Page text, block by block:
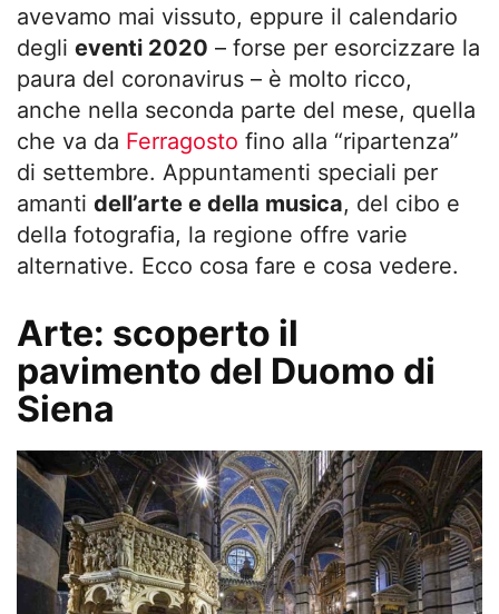
avevamo mai vissuto, eppure il calendario
degli eventi 2020 – forse per esorcizzare la
paura del coronavirus – è molto ricco,
anche nella seconda parte del mese, quella
che va da Ferragosto fino alla “ripartenza”
di settembre. Appuntamenti speciali per
amanti dell’arte e della musica, del cibo e
della fotografia, la regione offre varie
alternative. Ecco cosa fare e cosa vedere.
Arte: scoperto il
pavimento del Duomo di
Siena